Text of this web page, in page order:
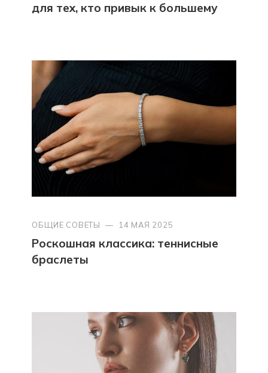
для тех, кто привык к большему
ОБЩИЕ СОВЕТЫ — 14 МАЯ 2025
Роскошная классика: теннисные
браслеты